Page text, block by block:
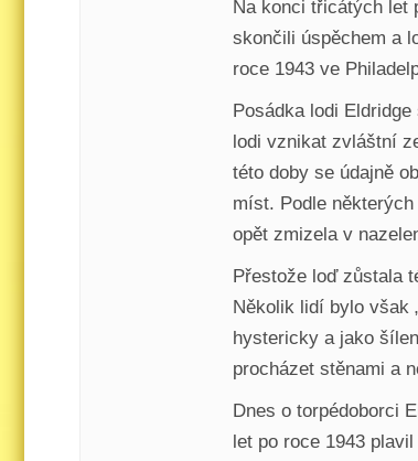
Na konci třicátých let
skončili úspěchem a
roce 1943 ve
Posádka lodi
lodi vznikat zvláštní
této doby se údajně
míst. Podle
opět zmizela v
Přestože loď zůstala
Několik lidí bylo však
hystericky a jako
procházet stěnami a
Dnes o torpédoborci
let po roce 1943